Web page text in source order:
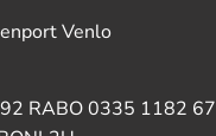
Venlo
0335 1182 67